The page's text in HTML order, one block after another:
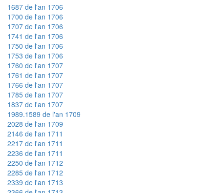
1687 de l'an 1706
1700 de l'an 1706
1707 de l'an 1706
1741 de l'an 1706
1750 de l'an 1706
1753 de l'an 1706
1760 de l'an 1707
1761 de l'an 1707
1766 de l'an 1707
1785 de l'an 1707
1837 de l'an 1707
1989.1589 de l'an 1709
2028 de l'an 1709
2146 de l'an 1711
2217 de l'an 1711
2236 de l'an 1711
2250 de l'an 1712
2285 de l'an 1712
2339 de l'an 1713